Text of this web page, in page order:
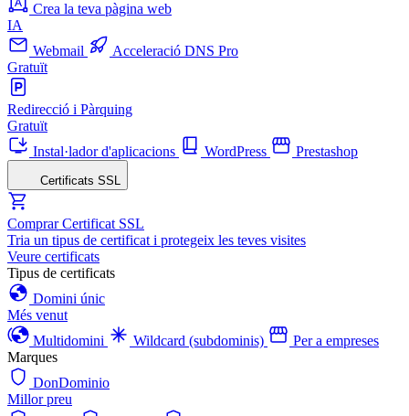
Crea la teva pàgina web
IA
Webmail
Acceleració DNS Pro
Gratuït
Redirecció i Pàrquing
Gratuït
Instal·lador d'aplicacions
WordPress Prestashop
Certificats SSL
Comprar Certificat SSL
Tria un tipus de certificat i protegeix les teves visites
Veure certificats
Tipus de certificats
Domini únic
Més venut
Multidomini
Wildcard (subdominis)
Per a empreses
Marques
DonDominio
Millor preu